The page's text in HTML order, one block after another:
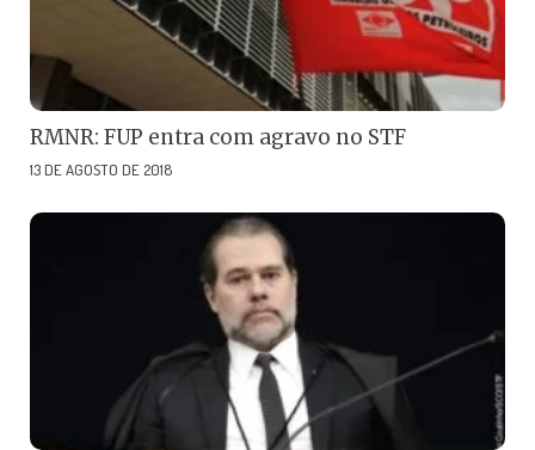
RMNR: FUP entra com agravo no STF
13 DE AGOSTO DE 2018